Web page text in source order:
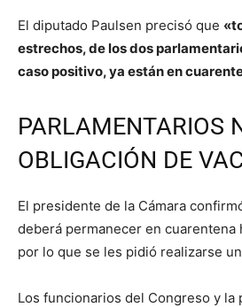
El diputado Paulsen precisó que
estrechos, de los dos
caso positivo, ya están en
PARLAMENTARIOS
OBLIGACIÓN DE
El presidente de la Cámara
deberá permanecer en cuarentena
por lo que se les pidió realizarse un
Los funcionarios del Congreso y la